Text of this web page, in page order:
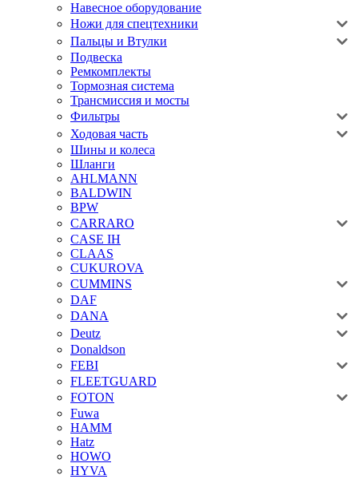
Навесное оборудование
Ножи для спецтехники
Пальцы и Втулки
Подвеска
Ремкомплекты
Тормозная система
Трансмиссия и мосты
Фильтры
Ходовая часть
Шины и колеса
Шланги
AHLMANN
BALDWIN
BPW
CARRARO
CASE IH
CLAAS
CUKUROVA
CUMMINS
DAF
DANA
Deutz
Donaldson
FEBI
FLEETGUARD
FOTON
Fuwa
HAMM
Hatz
HOWO
HYVA